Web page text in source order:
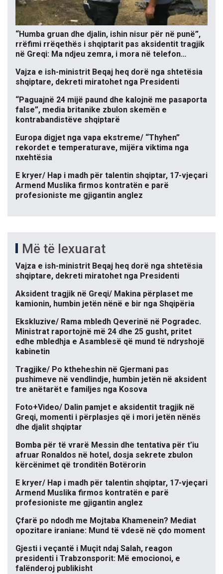
“Humba gruan dhe djalin, ishin nisur për në punë”,
rrëfimi rrëqethës i shqiptarit pas aksidentit tragjik
në Greqi: Ma ndjeu zemra, i mora në telefon…
Vajza e ish-ministrit Beqaj heq dorë nga shtetësia
shqiptare, dekreti miratohet nga Presidenti
“Paguajnë 24 mijë paund dhe kalojnë me pasaporta
false”, media britanike zbulon skemën e
kontrabandistëve shqiptarë
Europa digjet nga vapa ekstreme/ “Thyhen”
rekordet e temperaturave, mijëra viktima nga
nxehtësia
E kryer/ Hap i madh për talentin shqiptar, 17-vjeçari
Armend Muslika firmos kontratën e parë
profesioniste me gjigantin anglez
Më të lexuarat
Vajza e ish-ministrit Beqaj heq dorë nga shtetësia
shqiptare, dekreti miratohet nga Presidenti
Aksident tragjik në Greqi/ Makina përplaset me
kamionin, humbin jetën nënë e bir nga Shqipëria
Ekskluzive/ Rama mbledh Qeverinë në Pogradec.
Ministrat raportojnë më 24 dhe 25 gusht, pritet
edhe mbledhja e Asamblesë që mund të ndryshojë
kabinetin
Tragjike/ Po ktheheshin në Gjermani pas
pushimeve në vendlindje, humbin jetën në aksident
tre anëtarët e familjes nga Kosova
Foto+Video/ Dalin pamjet e aksidentit tragjik në
Greqi, momenti i përplasjes që i mori jetën nënës
dhe djalit shqiptar
Bomba për të vrarë Messin dhe tentativa për t’iu
afruar Ronaldos në hotel, dosja sekrete zbulon
kërcënimet që tronditën Botërorin
E kryer/ Hap i madh për talentin shqiptar, 17-vjeçari
Armend Muslika firmos kontratën e parë
profesioniste me gjigantin anglez
Çfarë po ndodh me Mojtaba Khamenein? Mediat
opozitare iraniane: Mund të vdesë në çdo moment
Gjesti i veçantë i Muçit ndaj Salah, reagon
presidenti i Trabzonsporit: Më emocionoi, e
falënderoj publikisht